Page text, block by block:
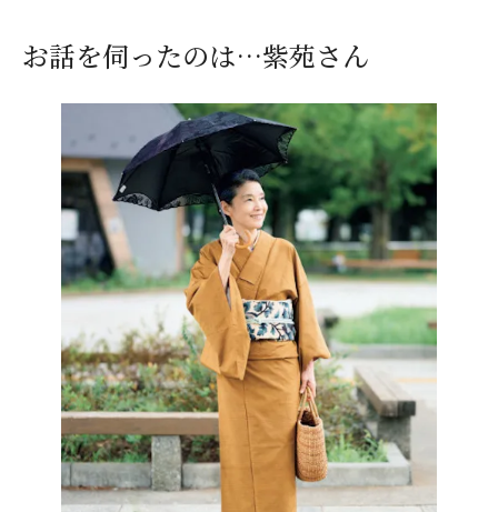
お話を伺ったのは…紫苑さん